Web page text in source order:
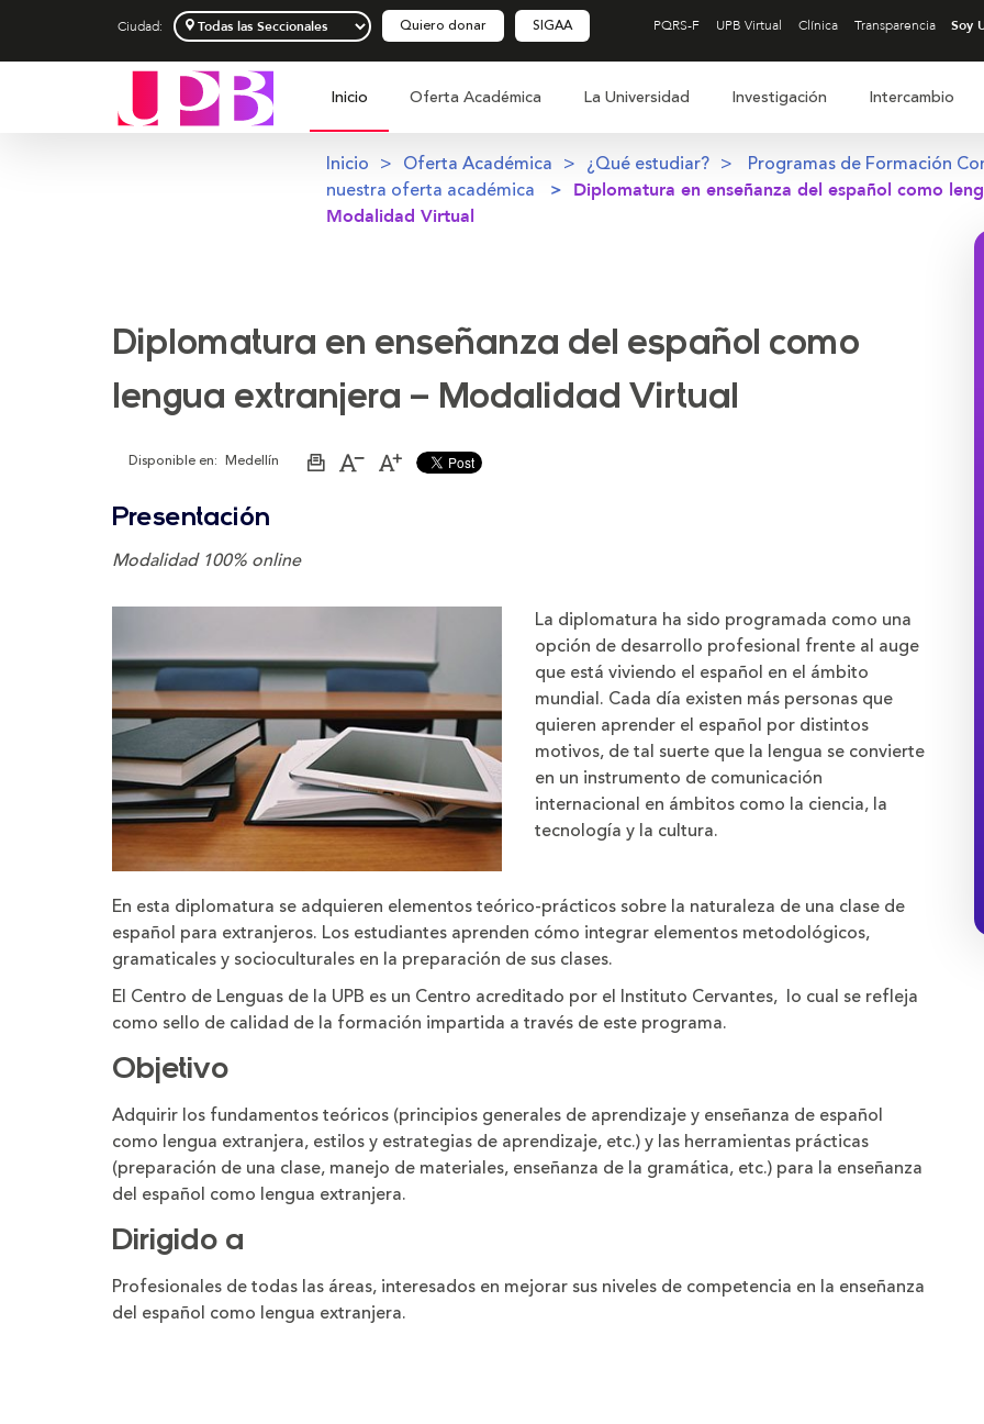
Ciudad: Quiero donar SIGAA PQRS-F UPB Virtual Clínica Transparencia
Inicio Oferta Académica La Universidad Investigación Intercambio
Inicio Oferta Académica ¿Qué estudiar? Programas de Formación
nuestra oferta académica
Diplomatura en enseñanza del español como
Modalidad Virtual
Diplomatura en enseñanza del español como
lengua extranjera – Modalidad Virtual
Disponible en: Medellín
ImprimirAumentarDisminuir
Presentación
Modalidad 100% online
La diplomatura ha sido programada como una
opción de desarrollo profesional frente al auge
que está viviendo el español en el ámbito
mundial. Cada día existen más personas que
quieren aprender el español por distintos
motivos, de tal suerte que la lengua se convierte
en un instrumento de comunicación
internacional en ámbitos como la ciencia, la
tecnología y la cultura.
En esta diplomatura se adquieren elementos teórico-prácticos sobre la naturaleza de una clase de
español para extranjeros. Los estudiantes aprenden cómo integrar elementos metodológicos,
gramaticales y socioculturales en la preparación de sus clases.
El Centro de Lenguas de la UPB es un Centro acreditado por el Instituto Cervantes, lo cual se refleja
como sello de calidad de la formación impartida a través de este programa.
Objetivo
Adquirir los fundamentos teóricos (principios generales de aprendizaje y enseñanza de español
como lengua extranjera, estilos y estrategias de aprendizaje, etc.) y las herramientas prácticas
(preparación de una clase, manejo de materiales, enseñanza de la gramática, etc.) para la enseñanza
del español como lengua extranjera.
Dirigido a
Profesionales de todas las áreas, interesados en mejorar sus niveles de competencia en la enseñanza
del español como lengua extranjera.